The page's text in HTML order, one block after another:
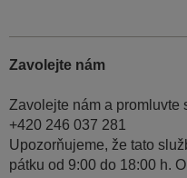
Zavolejte nám
Zavolejte nám a promluvte
+420 246 037 281
Upozorňujeme, že tato
pátku od 9:00 do 18:00 h.